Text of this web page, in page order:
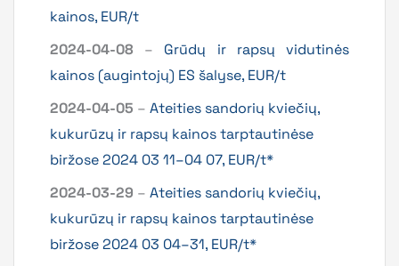
kainos, EUR/t
2024-04-08 – Grūdų ir rapsų vidutinės
kainos (augintojų) ES šalyse, EUR/t
2024-04-05 – Ateities sandorių kviečių,
kukurūzų ir rapsų kainos tarptautinėse
biržose 2024 03 11–04 07, EUR/t*
2024-03-29 – Ateities sandorių kviečių,
kukurūzų ir rapsų kainos tarptautinėse
biržose 2024 03 04–31, EUR/t*